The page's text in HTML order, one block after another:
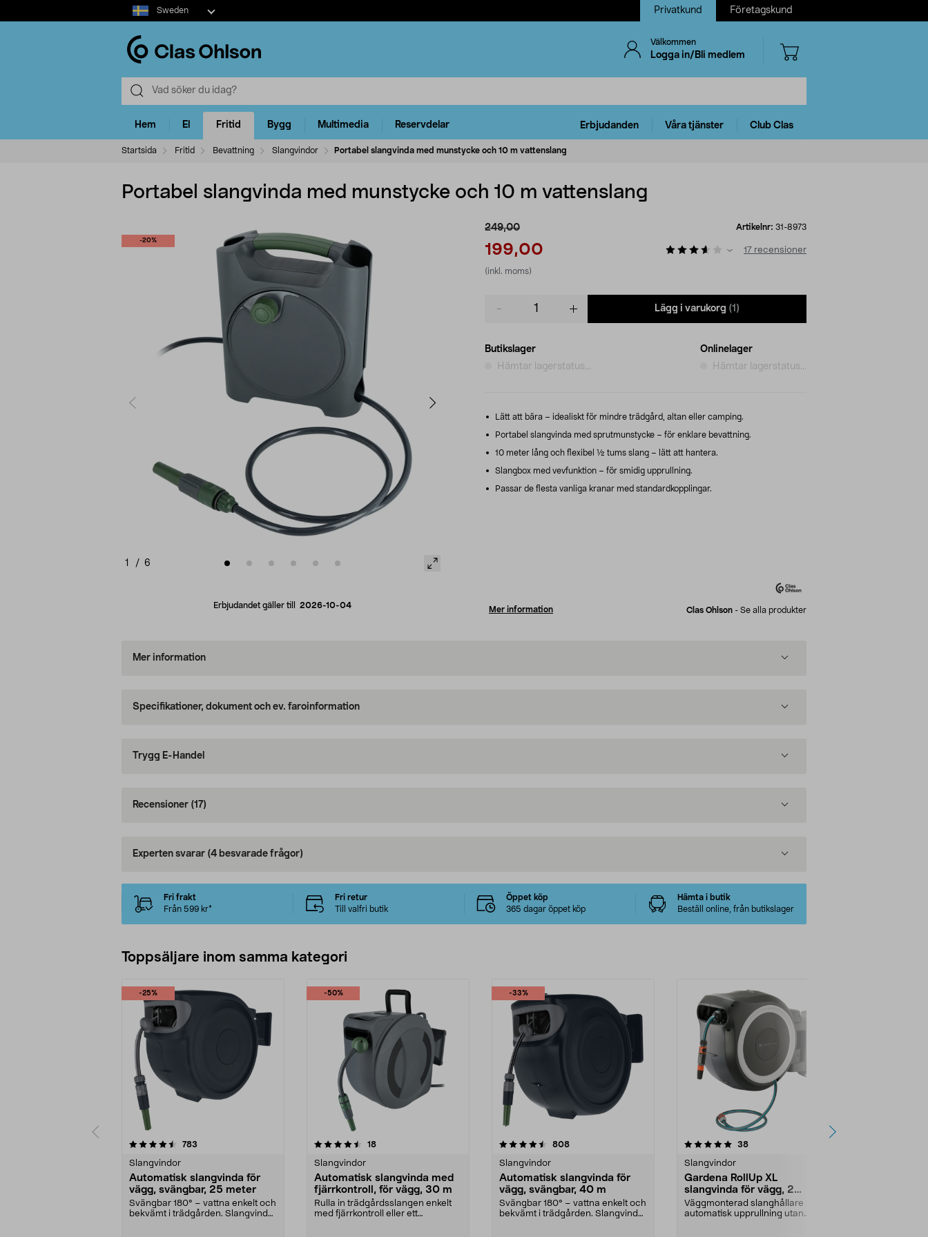
Select
market
Sweden Privatkund Företagskund
Välkommen
Logga in/Bli medlem
Hem El Fritid Bygg Multimedia Reservdelar Erbjudanden Våra tjänster Club Clas
Startsida Fritid Bevattning Slangvindor Portabel slangvinda med munstycke och 10 m vattenslang
Portabel slangvinda med munstycke och 10 m vattenslang
-20%
1 / 6
Erbjudandet gäller till 2026-10-04
249,00
199,00
(inkl. moms)
Artikelnr: 31-8973
17 recensioner
Lägg i varukorg (1)
Butikslager
Hämtar lagerstatus...
Onlinelager
Hämtar lagerstatus...
Lätt att bära – idealiskt för mindre trädgård, altan eller camping.
Portabel slangvinda med sprutmunstycke – för enklare bevattning.
10 meter lång och flexibel ½ tums slang – lätt att hantera.
Slangbox med vevfunktion – för smidig upprullning.
Passar de flesta vanliga kranar med standardkopplingar.
Mer information Clas Ohlson - Se alla produkter
Mer information
Specifikationer, dokument och ev. faroinformation
Trygg E-Handel
Recensioner (17)
Experten svarar (4 besvarade frågor)
Fri frakt
Från 599 kr*
Fri retur
Till valfri butik
Öppet köp
365 dagar öppet köp
Hämta i butik
Beställ online, från butikslager
Toppsäljare inom samma kategori
-25%
783
Slangvindor
Automatisk slangvinda för
vägg, svängbar, 25 meter
Svängbar 180° – vattna enkelt och
bekvämt i trädgården. Slangvinda
-50%
4.5 av 5 stjärnor 18recensioner
Slangvindor
Automatisk slangvinda med
fjärrkontroll, för vägg, 30 m
Rulla in trädgårdsslangen enkelt
med fjärrkontroll eller ett
-33%
4.5 av 5 stjärnor 808recensioner
Slangvindor
Automatisk slangvinda för
vägg, svängbar, 40 m
Svängbar 180° – vattna enkelt och
bekvämt i trädgården. Slangvinda
5.0 av 5 stjärnor 38recensioner
Slangvindor
Gardena RollUp XL
slangvinda för vägg, 2
munstycken, 35 m
Väggmonterad slanghållare med
automatisk upprullning utan
4.5 av 5 stjärnor